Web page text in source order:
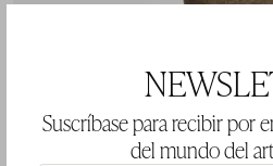
Suscríbase para recibir por
del mundo del